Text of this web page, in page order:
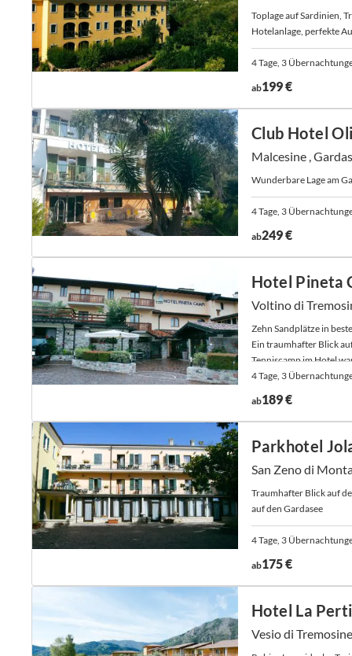
Toplage auf Sardinien,
Hotelanlage, perfekte
4 Tage, 3
ab199 €
Club Hotel
Malcesine ,
Wunderbare Lage am
4 Tage, 3
ab249 €
Hotel Pineta
Voltino di
Zehn Sandplätze in
Ein traumhafter Blick
Tenniscamp im Hotel
4 Tage, 3
ab189 €
Parkhotel
San Zeno di
Traumhafter Blick auf
auf den Gardasee
4 Tage, 3
ab175 €
Hotel La
Vesio di